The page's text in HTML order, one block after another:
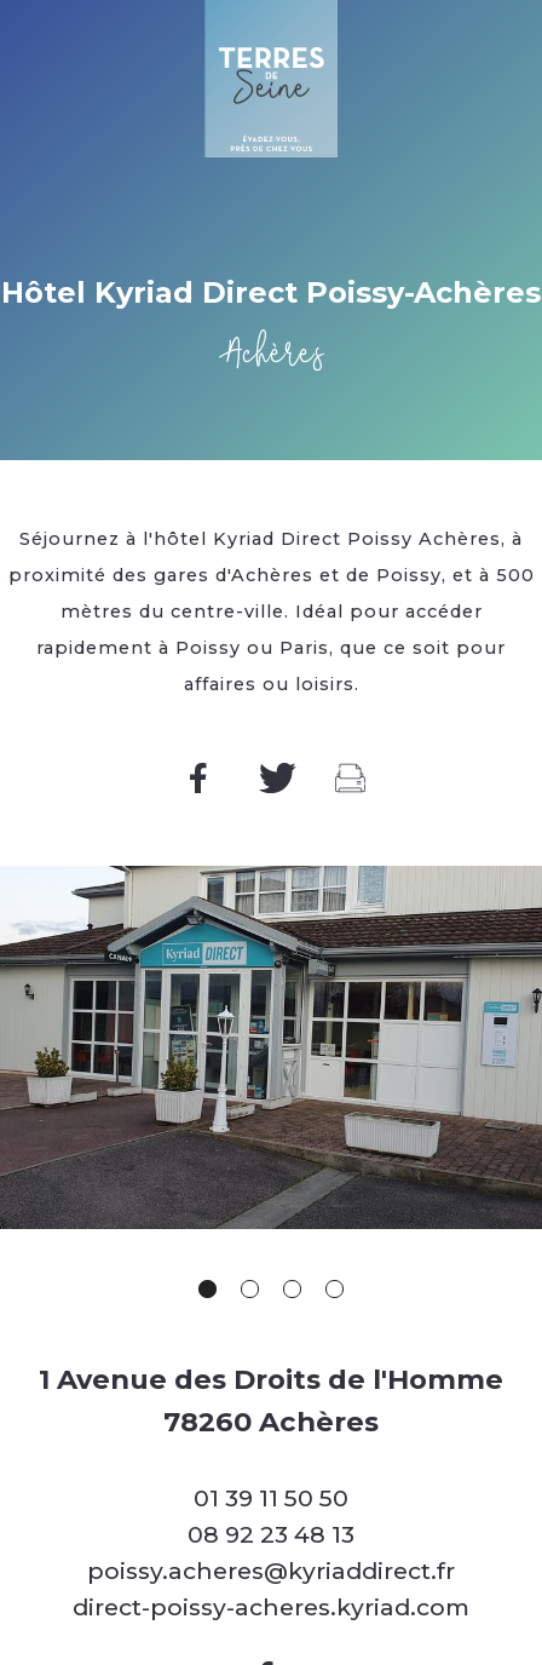
Hôtel Kyriad Direct Poissy-Achères
Achères
Séjournez à l'hôtel Kyriad Direct Poissy Achères, à
proximité des gares d'Achères et de Poissy, et à 500
mètres du centre-ville. Idéal pour accéder
rapidement à Poissy ou Paris, que ce soit pour
affaires ou loisirs.
1 Avenue des Droits de l'Homme
78260 Achères
01 39 11 50 50
08 92 23 48 13
poissy.acheres@kyriaddirect.fr
direct-poissy-acheres.kyriad.com